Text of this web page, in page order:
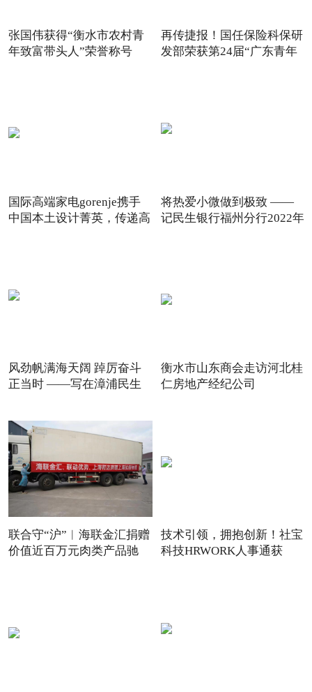
张国伟获得“衡水市农村青
年致富带头人”荣誉称号
再传捷报！国任保险科保研
发部荣获第24届“广东青年
国际高端家电gorenje携手
中国本土设计菁英，传递高
将热爱小微做到极致 ——
记民生银行福州分行2022年
风劲帆满海天阔 踔厉奋斗
正当时 ——写在漳浦民生
衡水市山东商会走访河北桂
仁房地产经纪公司
联合守“沪”︱海联金汇捐赠
价值近百万元肉类产品驰
技术引领，拥抱创新！社宝
科技HRWORK人事通获